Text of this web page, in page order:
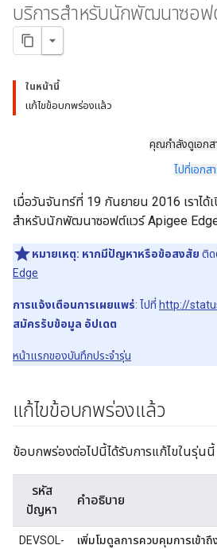
บริการสำหรับนักพัฒนาซอฟ
ในหน้านี้
แก้ไขข้อบกพร่องแล้ว
คุณกำลังดูเอกส
ไปที่เอกส
เมื่อวันจันทร์ที่ 19 กันยายน 2016 เราได้
สำหรับนักพัฒนาซอฟต์แวร์ Apigee
หมายเหตุ: หากมีปัญหาหรือข้อสงสัย ติ
Edge
การแจ้งเตือนการเผยแพร่: ไปที่ http://
สมัครรับข้อมูล อัปเดต
หน้าแรกของบันทึกประจำรุ่น
แก้ไขข้อบกพร่องแล้ว
ข้อบกพร่องต่อไปนี้ได้รับการแก้ไขในรุ่นนี้
รหัส
ปัญหา
คำอธิบาย
DEVSOL-
เพิ่มโมดูลการควบคุมการเข้า